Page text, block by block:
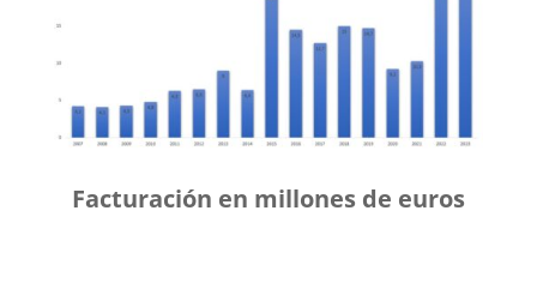
Facturación en millones de euros